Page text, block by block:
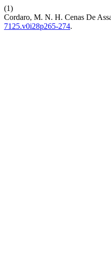
(1)
Cordaro, M. N. H. Cenas De
7125.v0i28p265-274.